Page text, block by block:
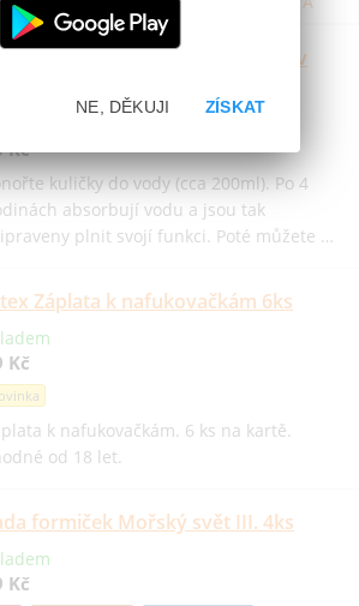
vodní kuličky 6 mm 500 ks v
Kč
kuličky do vody (cca 200ml). Po 4
absorbují vodu a jsou tak
plnit svojí funkci. Poté můžete …
Záplata k nafukovačkám 6ks
Kč
k nafukovačkám. 6 ks na kartě.
od 18 let.
formiček Mořský svět III. 4ks
Kč
ZÍSKAT
NE, DĚKUJI